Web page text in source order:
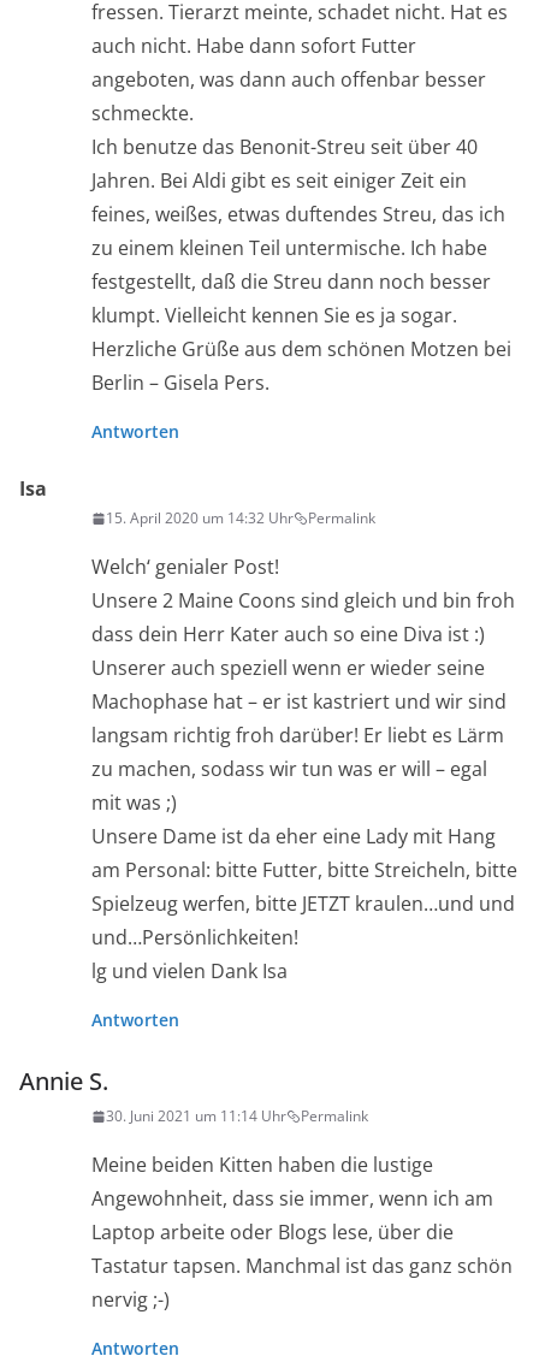
fressen. Tierarzt meinte, schadet nicht. Hat es
auch nicht. Habe dann sofort Futter
angeboten, was dann auch offenbar besser
schmeckte.
Ich benutze das Benonit-Streu seit über 40
Jahren. Bei Aldi gibt es seit einiger Zeit ein
feines, weißes, etwas duftendes Streu, das ich
zu einem kleinen Teil untermische. Ich habe
festgestellt, daß die Streu dann noch besser
klumpt. Vielleicht kennen Sie es ja sogar.
Herzliche Grüße aus dem schönen Motzen bei
Berlin – Gisela Pers.
Antworten
Isa
15. April 2020 um 14:32 Uhr Permalink
Welch‘ genialer Post!
Unsere 2 Maine Coons sind gleich und bin froh
dass dein Herr Kater auch so eine Diva ist :)
Unserer auch speziell wenn er wieder seine
Machophase hat – er ist kastriert und wir sind
langsam richtig froh darüber! Er liebt es Lärm
zu machen, sodass wir tun was er will – egal
mit was ;)
Unsere Dame ist da eher eine Lady mit Hang
am Personal: bitte Futter, bitte Streicheln, bitte
Spielzeug werfen, bitte JETZT kraulen…und und
und…Persönlichkeiten!
lg und vielen Dank Isa
Antworten
Annie S.
30. Juni 2021 um 11:14 Uhr Permalink
Meine beiden Kitten haben die lustige
Angewohnheit, dass sie immer, wenn ich am
Laptop arbeite oder Blogs lese, über die
Tastatur tapsen. Manchmal ist das ganz schön
nervig ;-)
Antworten